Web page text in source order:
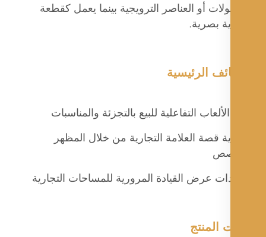
أو العناصر الترويجية بينما يعمل كقطعة
بصرية.
الرئيسية
التفاعلية للبيع بالتجزئة والمناسبات
قصة العلامة التجارية من خلال المظهر
عرض القيادة المرورية للمساحات التجارية
المنتج